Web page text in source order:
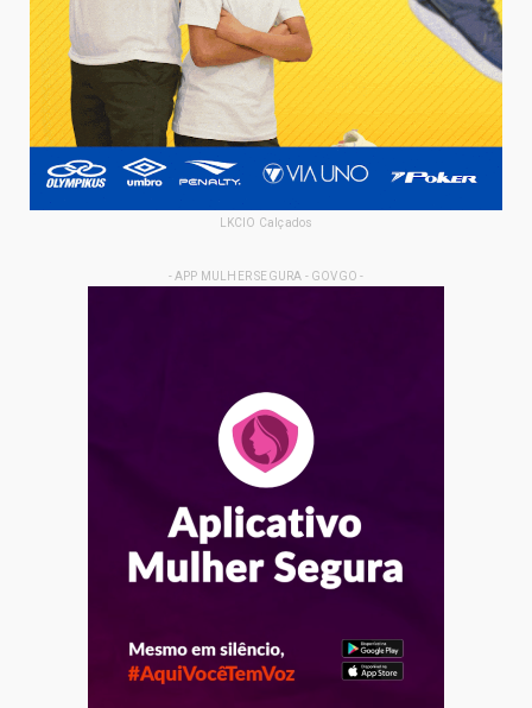
LKCIO Calçados
- APP MULHER SEGURA - GOVGO -